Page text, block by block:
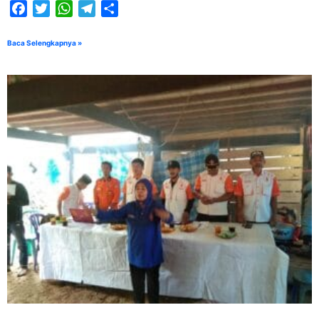
FacebookTwitterWhatsAppTelegram
Baca Selengkapnya »